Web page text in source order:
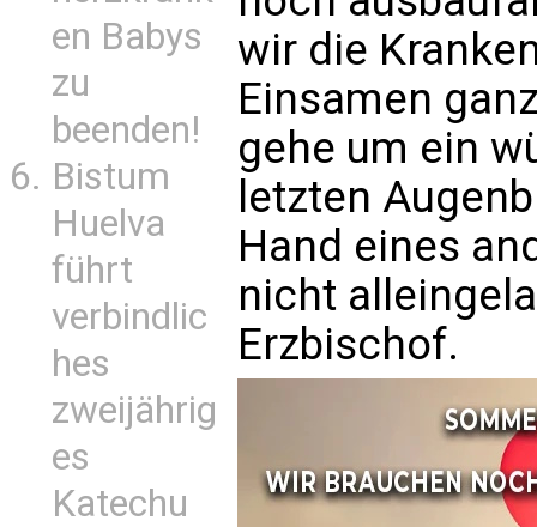
en Babys
zu
beenden!
Bistum
Huelva
führt
verbindlic
hes
zweijährig
es
Katechu
wir die
Einsamen
gehe um ein
letzten
Hand eines
nicht
Erzbischof.